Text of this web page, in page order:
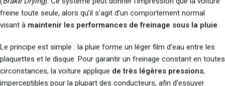
freine toute seule, alors qu’il s’agit d’un comportement normal
visant à maintenir les performances de freinage sous la pluie
Le principe est simple : la pluie forme un léger film d’eau entre les
plaquettes et le disque. Pour garantir un freinage constant en toutes
circonstances, la voiture applique de très légères pressions,
imperceptibles pour la plupart des conducteurs, afin d’essuyer